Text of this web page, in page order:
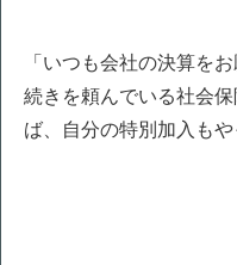
「いつも会社の決算を
続きを頼んでいる社会
ば、自分の特別加入もや